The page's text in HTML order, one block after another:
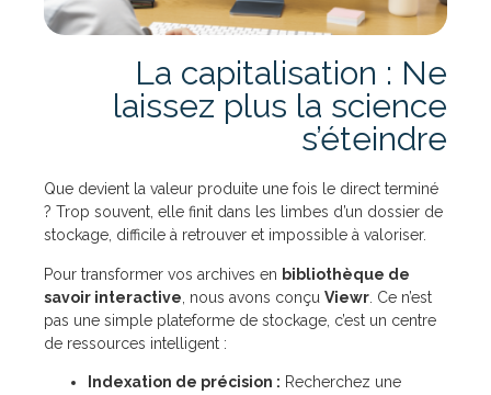
La capitalisation : Ne
laissez plus la science
s’éteindre
Que devient la valeur produite une fois le direct terminé
? Trop souvent, elle finit dans les limbes d’un dossier de
stockage, difficile à retrouver et impossible à valoriser.
Pour transformer vos archives en bibliothèque de
savoir interactive , nous avons conçu Viewr . Ce n’est
pas une simple plateforme de stockage, c’est un centre
de ressources intelligent :
Indexation de précision : Recherchez une